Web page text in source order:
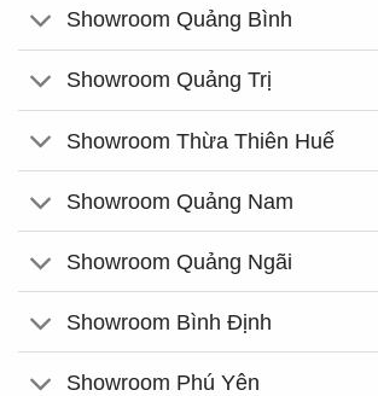
Showroom Quảng Bình
Showroom Quảng Trị
Showroom Thừa Thiên Huế
Showroom Quảng Nam
Showroom Quảng Ngãi
Showroom Bình Định
Showroom Phú Yên